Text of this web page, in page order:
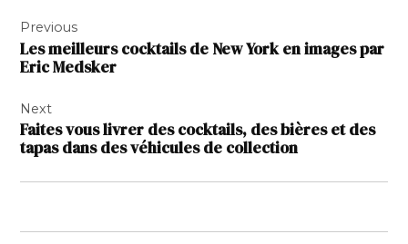
de
l’article
Previous
Les meilleurs cocktails de New York en images par
Eric Medsker
Next
Faites vous livrer des cocktails, des bières et des
tapas dans des véhicules de collection